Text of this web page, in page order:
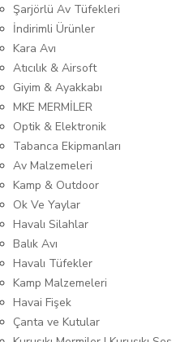
Şarjörlü Av Tüfekleri
İndirimli Ürünler
Kara Avı
Atıcılık & Airsoft
Giyim & Ayakkabı
MKE MERMİLER
Optik & Elektronik
Tabanca Ekipmanları
Av Malzemeleri
Kamp & Outdoor
Ok Ve Yaylar
Havalı Silahlar
Balık Avı
Havalı Tüfekler
Kamp Malzemeleri
Havai Fişek
Çanta ve Kutular